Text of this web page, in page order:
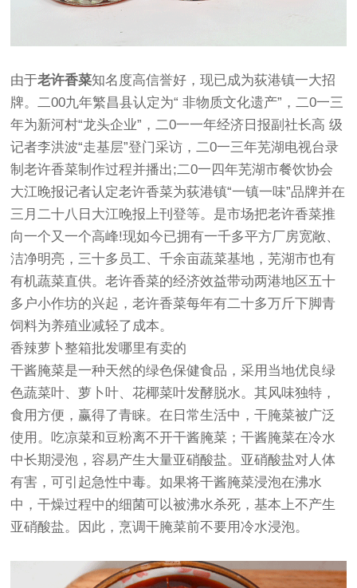
由于老许香菜知名度高信誉好，现已成为荻港镇一大招
牌。二00九年繁昌县认定为“ 非物质文化遗产”，二0一三
年为新河村“龙头企业”，二0一一年经济日报副社长高 级
记者李洪波“走基层”登门采访，二0一三年芜湖电视台录
制老许香菜制作过程并播出;二0一四年芜湖市餐饮协会
大江晚报记者认定老许香菜为荻港镇“一镇一味”品牌并在
三月二十八日大江晚报上刊登等。是市场把老许香菜推
向一个又一个高峰!现如今已拥有一千多平方厂房宽敞、
洁净明亮，三十多员工、千余亩蔬菜基地，芜湖市也有
有机蔬菜直供。老许香菜的经济效益带动两港地区五十
多户小作坊的兴起，老许香菜每年有二十多万斤下脚青
饲料为养殖业减轻了成本。
香辣萝卜整箱批发哪里有卖的
干酱腌菜是一种天然的绿色保健食品，采用当地优良绿
色蔬菜叶、萝卜叶、花椰菜叶发酵脱水。其风味独特，
食用方便，赢得了青睐。在日常生活中，干腌菜被广泛
使用。吃凉菜和豆粉离不开干酱腌菜；干酱腌菜在冷水
中长期浸泡，容易产生大量亚硝酸盐。亚硝酸盐对人体
有害，可引起急性中毒。如果将干酱腌菜浸泡在沸水
中，干燥过程中的细菌可以被沸水杀死，基本上不产生
亚硝酸盐。因此，烹调干腌菜前不要用冷水浸泡。